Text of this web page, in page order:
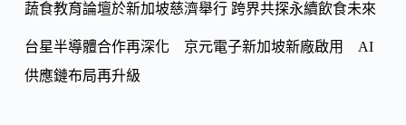
蔬食教育論壇於新加坡慈濟舉行 跨界共探永續飲食未來
台星半導體合作再深化 京元電子新加坡新廠啟用 AI
供應鏈布局再升級